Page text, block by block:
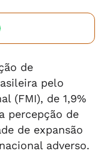
de
pelo
(FMI), de 1,9%
percepção de
de expansão
adverso.